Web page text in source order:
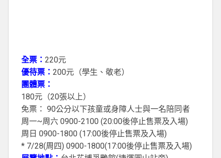
全票： 220元
優待票： 200元（學生、敬老）
團體票：
180元（20張以上）
免票： 90公分以下孩童或身障人士與一名陪同者
周一~周六 0900-2100 (20:00後停止售票及入場)
周日 0900-1800 (17:00後停止售票及入場)
* 7/28(周四) 0900-1800(17:00後停止售票及入場)